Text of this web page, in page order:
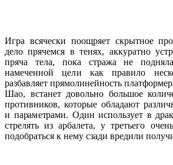
Игра всячески поощряет скрытное
дело прячемся в тенях, аккуратно
пряча тела, пока стража не
намеченной цели как правило
разбавляет прямолинейность
Шао, встанет довольно большое
противников, которые обладают
и параметрами. Один использует в
стрелять из арбалета, у третьего
подобраться к нему сзади вредили